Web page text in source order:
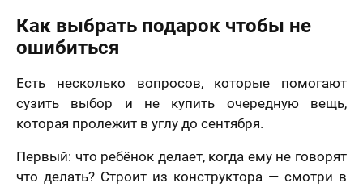
Как выбрать подарок чтобы не
ошибиться
Есть несколько вопросов, которые помогают
сузить выбор и не купить очередную вещь,
которая пролежит в углу до сентября.
Первый: что ребёнок делает, когда ему не говорят
что делать? Строит из конструктора — смотри в